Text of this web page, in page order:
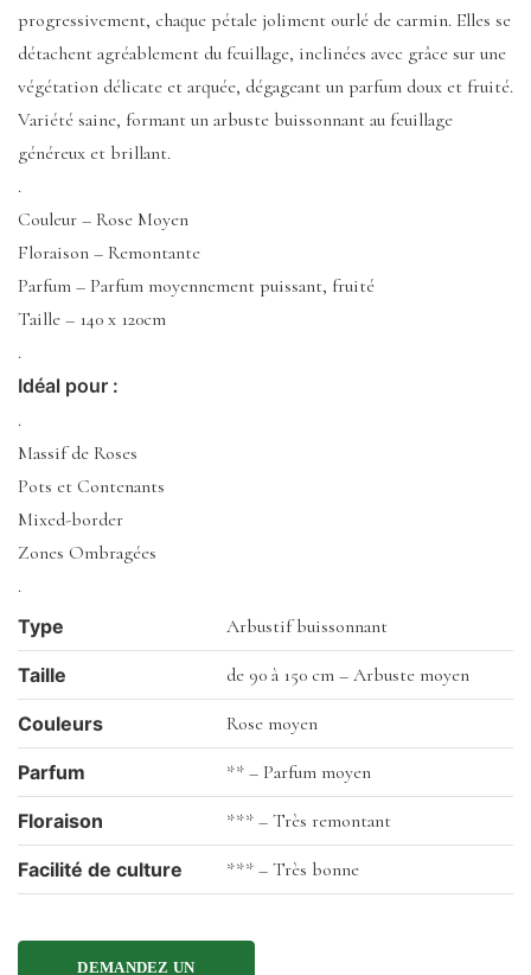
progressivement, chaque pétale joliment ourlé de carmin. Elles se
détachent agréablement du feuillage, inclinées avec grâce sur une
végétation délicate et arquée, dégageant un parfum doux et fruité.
Variété saine, formant un arbuste buissonnant au feuillage
généreux et brillant.
.
Couleur – Rose Moyen
Floraison – Remontante
Parfum – Parfum moyennement puissant, fruité
Taille – 140 x 120cm
.
Idéal pour :
.
Massif de Roses
Pots et Contenants
Mixed-border
Zones Ombragées
.
Type
Arbustif buissonnant
Taille de 90 à 150 cm – Arbuste moyen
Couleurs Rose moyen
Parfum ** – Parfum moyen
Floraison *** – Très remontant
Facilité de culture *** – Très bonne